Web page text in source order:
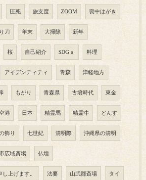
圧死 旅支度 ZOOM 喪中はがき
刀 年末 大掃除 新年
桜 自己紹介 SDGｓ 料理
アイデンティティ 青森 津軽地方
もがり 青森県 古墳時代 東金
港 日本 精霊馬 精霊牛 どんす
飾り 七世紀 清明際 沖縄県の清明
広域斎場 仏壇
上げます。 法要 山武郡斎場 タイ